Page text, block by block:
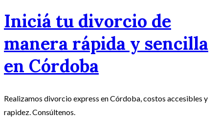
Iniciá tu divorcio de
manera rápida y sencilla
en Córdoba
Realizamos divorcio express en Córdoba, costos accesibles y
rapidez. Consúltenos.